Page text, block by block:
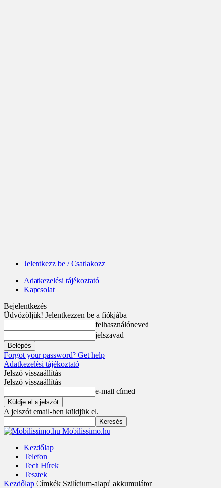
Jelentkezz be / Csatlakozz
Adatkezelési tájékoztató
Kapcsolat
Bejelentkezés
Üdvözöljük! Jelentkezzen be a fiókjába
felhasználóneved
jelszavad
Forgot your password? Get help
Adatkezelési tájékoztató
Jelszó visszaállítás
Jelszó visszaállítás
e-mail címed
A jelszót email-ben küldjük el.
Mobilissimo.hu
Kezdőlap
Telefon
Tech Hírek
Tesztek
Kezdőlap Címkék Szilícium-alapú akkumulátor